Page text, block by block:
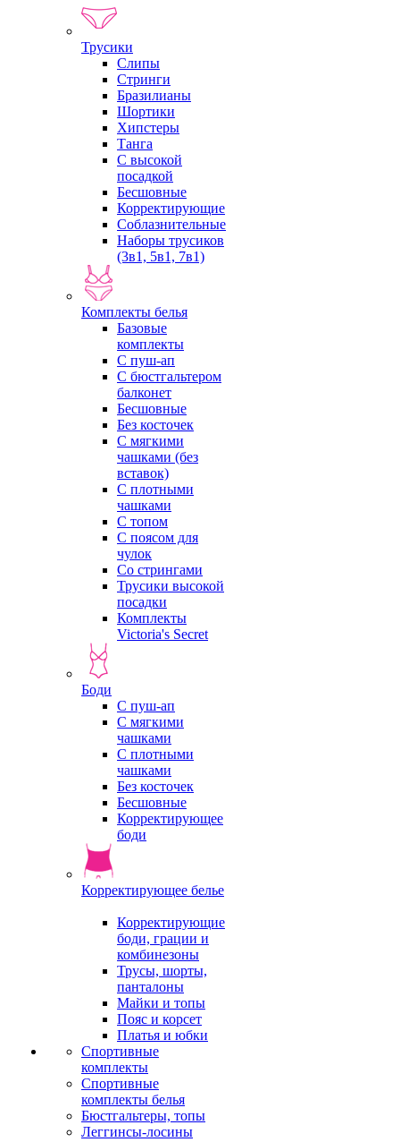
Трусики
Слипы
Стринги
Бразилианы
Шортики
Хипстеры
Танга
С высокой
посадкой
Бесшовные
Корректирующие
Соблазнительные
Наборы трусиков
(3в1, 5в1, 7в1)
Комплекты белья
Базовые
комплекты
С пуш-ап
С бюстгальтером
балконет
Бесшовные
Без косточек
С мягкими
чашками (без
вставок)
С плотными
чашками
С топом
С поясом для
чулок
Со стрингами
Трусики высокой
посадки
Комплекты
Victoria's Secret
Боди
С пуш-ап
С мягкими
чашками
С плотными
чашками
Без косточек
Бесшовные
Корректирующее
боди
Корректирующее белье
Корректирующие
боди, грации и
комбинезоны
Трусы, шорты,
панталоны
Майки и топы
Пояс и корсет
Платья и юбки
Спортивные
комплекты
Спортивные
комплекты белья
Бюстгальтеры, топы
Леггинсы-лосины